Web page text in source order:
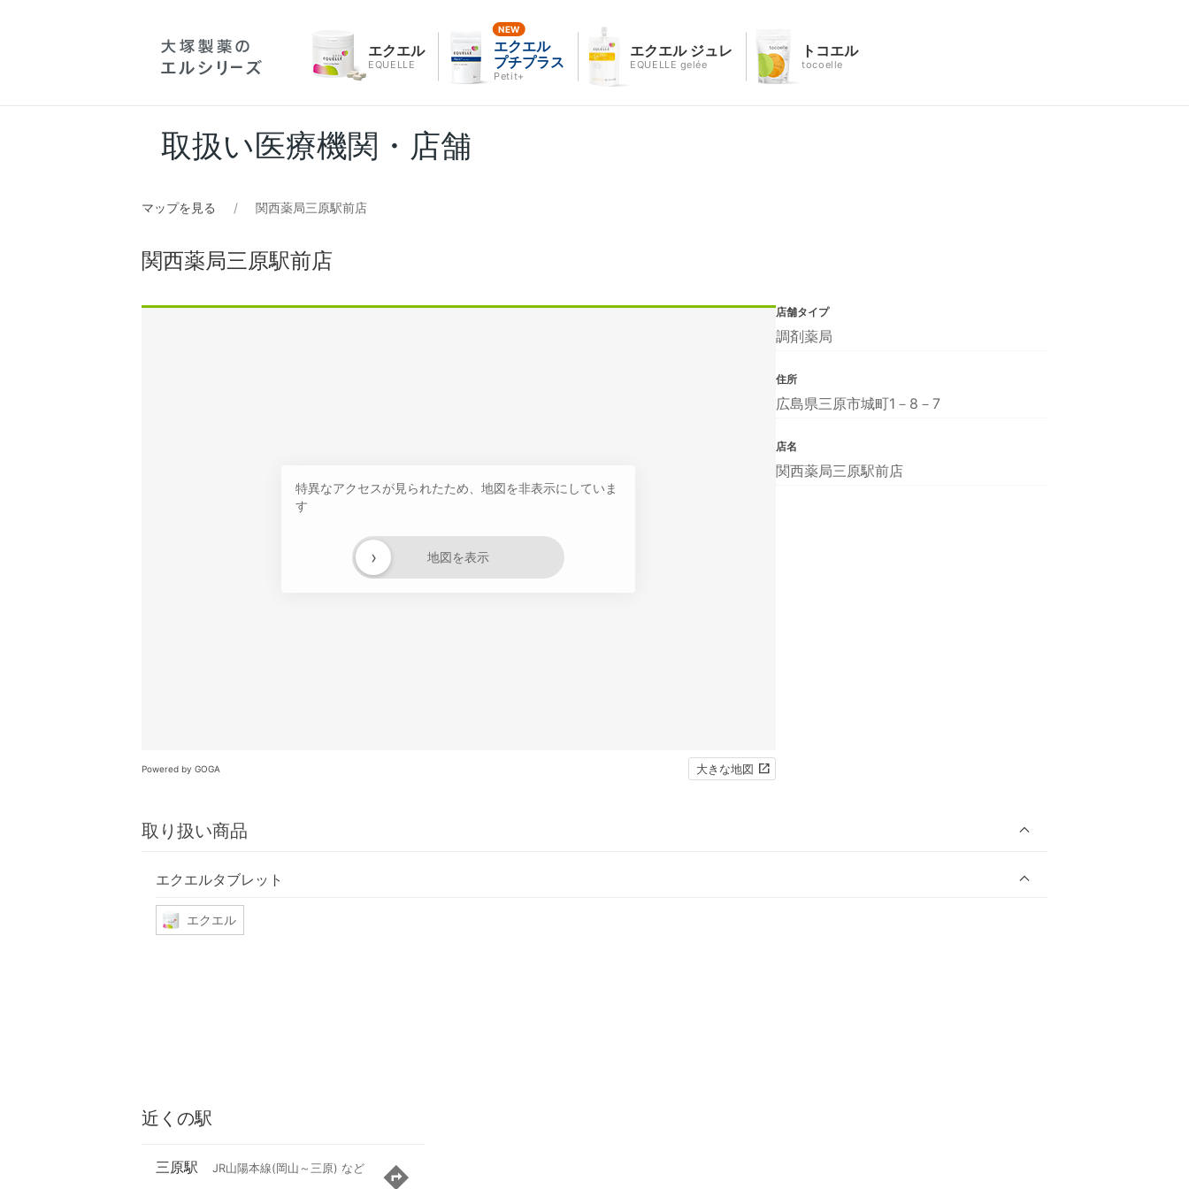
エクエル
EQUELLE
エクエル
プチプラス
Petit+
エクエル ジュレ
EQUELLE gelée
トコエル
tocoelle
取扱い医療機関・店舗
マップを見る 関西薬局三原駅前店
関西薬局三原駅前店
特異なアクセスが見られたため、地図を非表示にしていま
す
地図を表示
›
Powered by GOGA 大きな地図
取り扱い商品
エクエルタブレット
エクエル
店舗タイプ
調剤薬局
住所
広島県三原市城町1－8－7
店名
関西薬局三原駅前店
近くの駅
三原駅 JR山陽本線(岡山～三原) など